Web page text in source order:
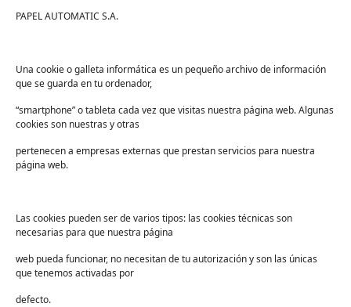
PAPEL AUTOMATIC S.A.
Una cookie o galleta informática es un pequeño archivo de información
que se guarda en tu ordenador,
“smartphone” o tableta cada vez que visitas nuestra página web. Algunas
cookies son nuestras y otras
pertenecen a empresas externas que prestan servicios para nuestra
página web.
Las cookies pueden ser de varios tipos: las cookies técnicas son
necesarias para que nuestra página
web pueda funcionar, no necesitan de tu autorización y son las únicas
que tenemos activadas por
defecto.
Sanidad
Educación
Centros deportivos
Servicios
Industria alimentaria
Tienda PAPELMATIC
Lista de deseos
Términos y condiciones
Devoluciones